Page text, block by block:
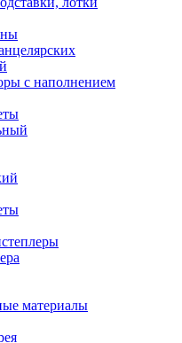
с наполнением
материалы